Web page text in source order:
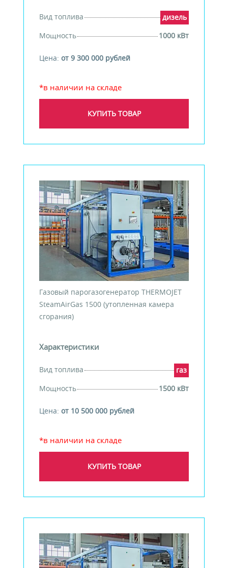
Вид топлива
дизель
Мощность
1000 кВт
Цена:от 9 300 000 рублей
*в наличии на складе
КУПИТЬ ТОВАР
Газовый парогазогенератор THERMOJET
SteamAirGas 1500 (утопленная камера
сгорания)
Характеристики
Вид топлива
газ
Мощность
1500 кВт
Цена:от 10 500 000 рублей
*в наличии на складе
КУПИТЬ ТОВАР